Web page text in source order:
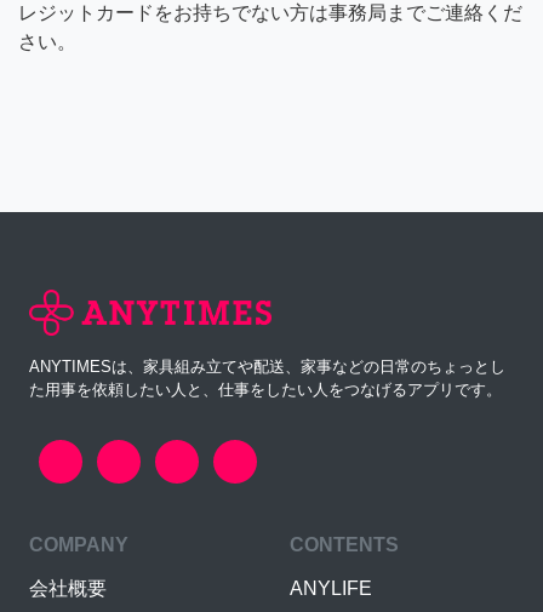
レジットカードをお持ちでない方は事務局までご連絡くだ
さい。
ANYTIMESは、家具組み立てや配送、家事などの日常のちょっとし
た用事を依頼したい人と、仕事をしたい人をつなげるアプリです。
COMPANY
会社概要
CONTENTS
ANYLIFE